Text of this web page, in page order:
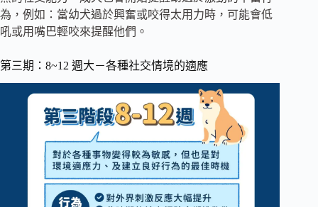
為，例如：當幼犬過於興奮或咬得太用力時，可能會低
吼或用嘴巴輕咬來提醒他們。
第三期：8~12 週大－各種社交情境的適應